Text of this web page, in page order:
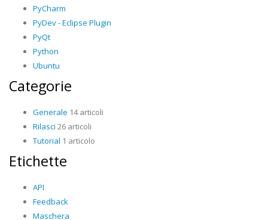
PyCharm
PyDev - Eclipse Plugin
PyQt
Python
Ubuntu
Categorie
Generale 14 articoli
Rilasci 26 articoli
Tutorial 1 articolo
Etichette
API
Feedback
Maschera